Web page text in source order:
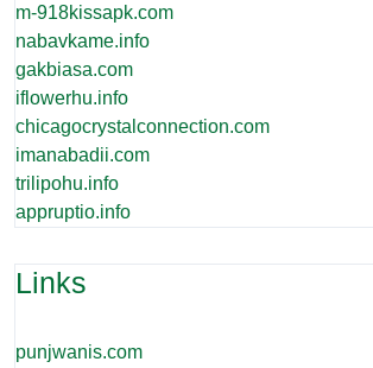
m-918kissapk.com
nabavkame.info
gakbiasa.com
iflowerhu.info
chicagocrystalconnection.com
imanabadii.com
trilipohu.info
appruptio.info
Links
punjwanis.com